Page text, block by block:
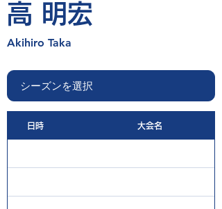
高 明宏
Akihiro Taka
日時 大会名